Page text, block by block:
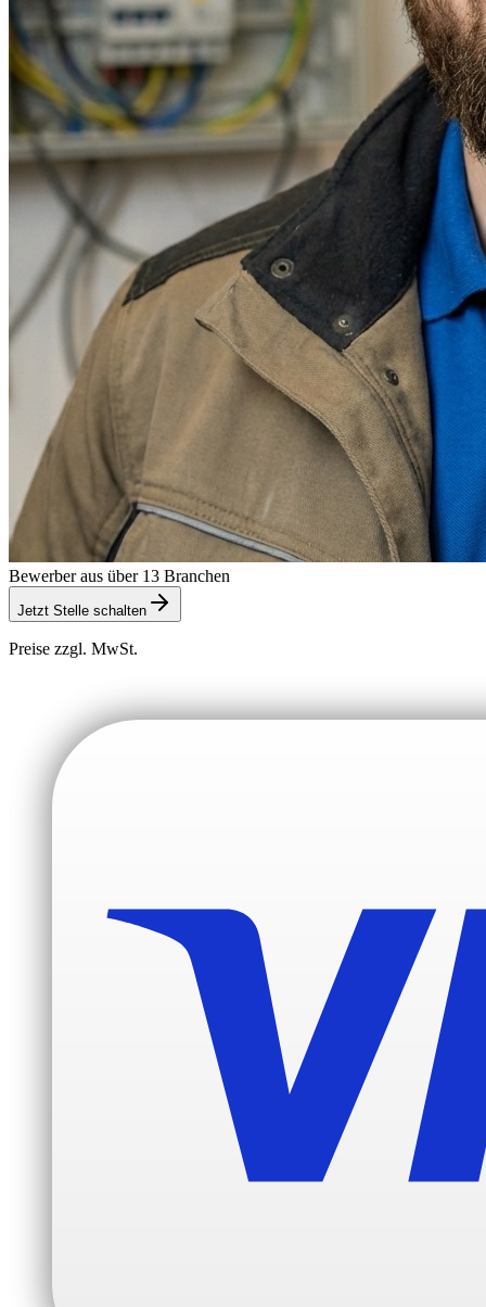
Bewerber aus über 13 Branchen
Jetzt Stelle schalten
Preise zzgl. MwSt.